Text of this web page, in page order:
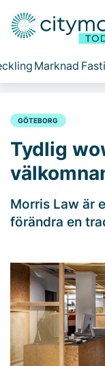
Marknad
GÖTEBORG
Tydlig
Morris Law är
förändra en